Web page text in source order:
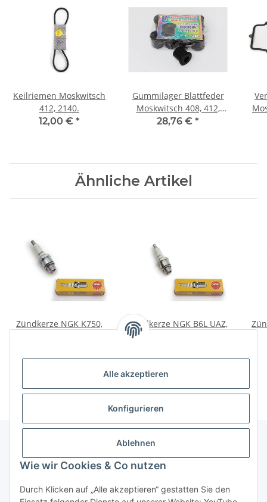
Alle akzeptieren
Konfigurieren
Ablehnen
Wie wir Cookies & Co nutzen
Durch Klicken auf „Alle akzeptieren“ gestatten Sie den
Keilriemen Moskwitsch
412, 2140.
12,00 € *
Gummilager Blattfeder
Moskwitsch 408, 412,
2140.
28,76 € *
Ähnliche Artikel
Zündkerze NGK K750,
Zündkerze NGK B6L UAZ,
Informationen
Gesetzliche Informationen